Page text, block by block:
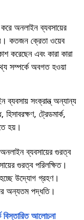
অনলাইন ব্যবসায়ের
কতজন ক্রেতা ওয়েব
করেছেন এবং কারা কারা
সম্পর্কে অবগত হওয়া
ব্যবসায় সংক্রান্ত্ অন্যান্য
ট্রেডমার্ক,
হয়।
ব্যবসায়ের গুরত্ব
গুরত্ব পরিলক্ষিত।
উদ্যোগ গ্রহণ।
অন্যতম পদ্ধতি।
বিস্তারিত আলোচনা